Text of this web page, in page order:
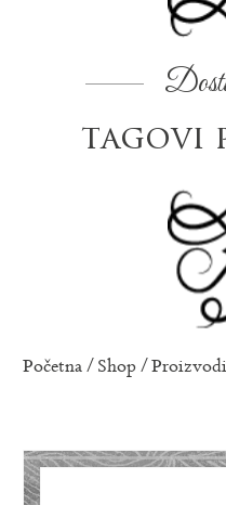
tagovi
Početna/ Shop/ Proizvodi